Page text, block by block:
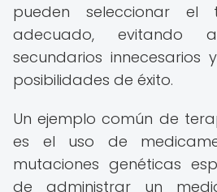
pueden seleccionar el
adecuado, evitando
secundarios innecesarios
posibilidades de éxito.
Un ejemplo común de
es el uso de
mutaciones genéticas
de administrar un